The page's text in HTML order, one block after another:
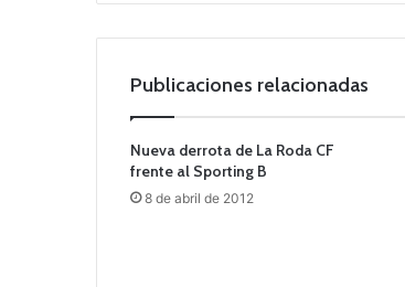
Publicaciones relacionadas
Nueva derrota de La Roda CF
frente al Sporting B
8 de abril de 2012